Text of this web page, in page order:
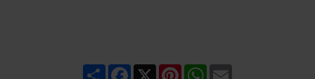
ShareFacebook
X PinterestWhatsApp